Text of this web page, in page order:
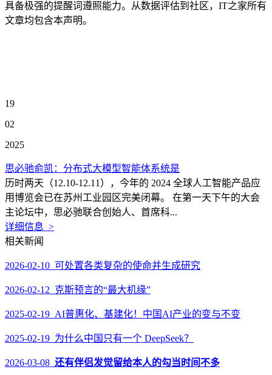
具备极强的提醒词遵照能力。从数据评估到社区，IT之家所有
文章均包含本声明。
19
02
2025
思必驰俞凯：分布式大模型智能体系统是
历时两天（12.10-12.11），今年的 2024 全球人工智能产品应
用博览会已在苏州工业园区完美闭幕。 在第一天下午的大会
主论坛中，思必驰联合创始人、首席科...
详细信息 >
相关新闻
2026-02-10 可处置各类复杂的使命并生成研究
2026-02-12 克斯预言的“最大机缘”
2025-02-19 AI普惠化、基建化！中国AI产业的变与不变
2025-02-19 为什么中国只有一个 DeepSeek？
2026-03-08 还有伴侣发觉留给本人的勾当时间不多